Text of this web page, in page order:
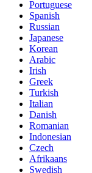
Portuguese
Spanish
Russian
Japanese
Korean
Arabic
Irish
Greek
Turkish
Italian
Danish
Romanian
Indonesian
Czech
Afrikaans
Swedish